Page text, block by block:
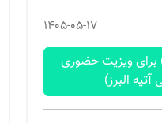
1405-05-17
برای ویزیت حضوری
البرز)